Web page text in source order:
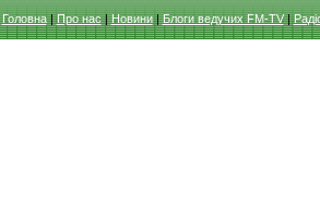
Головна|Про нас|Новини|Блоги ведучих FM-TV|